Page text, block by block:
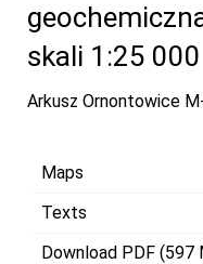
skali 1:25 000
Arkusz Ornontowice
Maps
Texts
Download PDF (597